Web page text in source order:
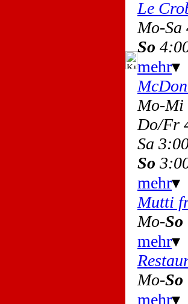
Le
Mo-
So
mehr▾
Mo-
Do/Fr
Sa
So
mehr▾
Mutti
Mo-So
mehr▾
Mo-So
mehr▾